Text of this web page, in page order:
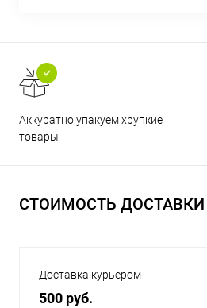
Аккуратно упакуем хрупкие
товары
СТОИМОСТЬ ДОСТАВКИ
Доставка курьером
500 руб.